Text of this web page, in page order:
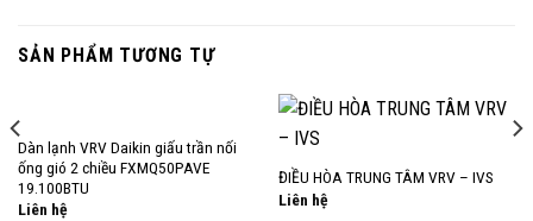
SẢN PHẨM TƯƠNG TỰ
Dàn lạnh VRV Daikin giấu trần nối
ống gió 2 chiều FXMQ50PAVE
19.100BTU
Liên hệ
ĐIỀU HÒA TRUNG TÂM VRV – IVS
Liên hệ